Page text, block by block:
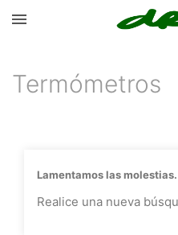

Termómetros
Lamentamos las molestias.
Realice una nueva